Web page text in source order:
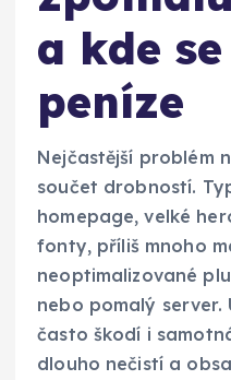
a kde
peníze
Nejčastější problém
součet drobností.
homepage, velké
fonty, příliš mnoho
neoptimalizované
nebo pomalý server.
často škodí i
dlouho nečistí a